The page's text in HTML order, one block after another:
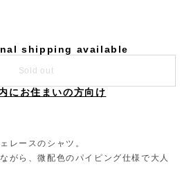
shipping available
Sold out
にお住まいの方向け
レースのシャツ。
がら、微配色のパイピング仕様で大人